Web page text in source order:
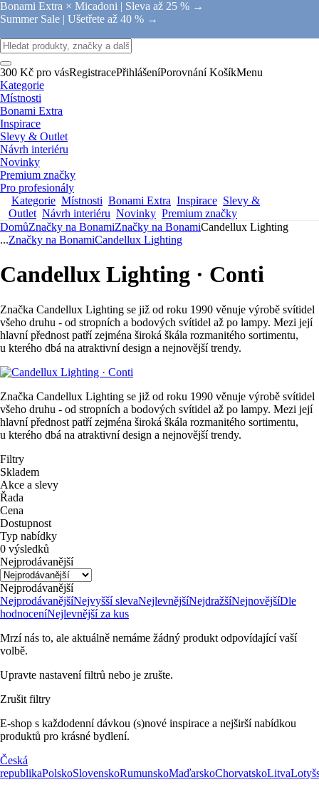
Bonami Extra × Micadoni | Sleva až 25 % →
Summer Sale | Ušetřete až 40 % →
300 Kč pro vásRegistracePřihlášeníPorovnání KošíkMenu
Kategorie
Místnosti
Bonami Extra
Inspirace
Slevy & Outlet
Návrh interiéru
Novinky
Premium značky
Pro profesionály
Kategorie Místnosti Bonami Extra Inspirace Slevy &
Outlet Návrh interiéru Novinky Premium značky
DomůZnačky na BonamiZnačky na BonamiCandellux Lighting
...Značky na BonamiCandellux Lighting
Candellux Lighting · Conti
Značka Candellux Lighting se již od roku 1990 věnuje výrobě svítidel
všeho druhu - od stropních a bodových svítidel až po lampy. Mezi její
hlavní přednost patří zejména široká škála rozmanitého sortimentu,
u kterého dbá na atraktivní design a nejnovější trendy.
Značka Candellux Lighting se již od roku 1990 věnuje výrobě svítidel
všeho druhu - od stropních a bodových svítidel až po lampy. Mezi její
hlavní přednost patří zejména široká škála rozmanitého sortimentu,
u kterého dbá na atraktivní design a nejnovější trendy.
Filtry
Skladem
Akce a slevy
Řada
Cena
Dostupnost
Typ nabídky
0 výsledků
Nejprodávanější
Nejprodávanější
NejprodávanějšíNejvyšší slevaNejlevnějšíNejdražšíNejnovějšíDle
hodnoceníNejlevnější za kus
Mrzí nás to, ale aktuálně nemáme žádný produkt odpovídající vaší
volbě.
Upravte nastavení filtrů nebo je zrušte.
Zrušit filtry
E-shop s každodenní dávkou (s)nové inspirace a nejširší nabídkou
produktů pro krásné bydlení.
Česká
republikaPolskoSlovenskoRumunskoMaďarskoChorvatskoLitva